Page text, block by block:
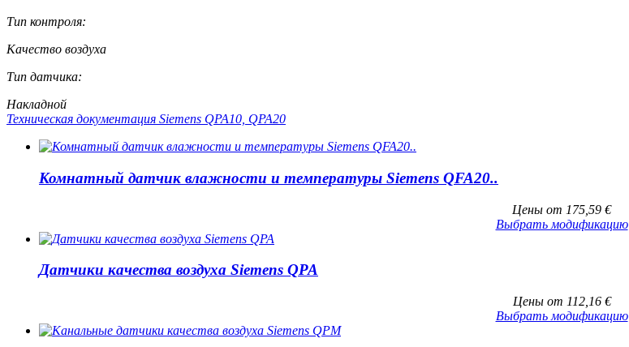
Тип контроля:
Качество воздуха
Тип датчика:
Накладной
Техническая документация Siemens QPA10, QPA20
Комнатный датчик влажности и температуры Siemens QFA20..
Цены от 175,59 €
Выбрать модификацию
Датчики качества воздуха Siemens QPA
Цены от 112,16 €
Выбрать модификацию